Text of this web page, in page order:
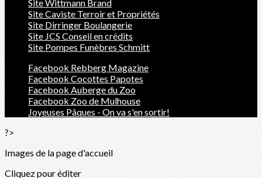
Site Wittmann Brand
Site Caviste Terroir et Propriétés
Site Dirringer Boulangerie
Site JCS Conseil en crédits
Site Pompes Funèbres Schmitt
Facebook Rebberg Magazine
Facebook Cocottes Papotes
Facebook Auberge du Zoo
Facebook Zoo de Mulhouse
Joyeuses Pâques - On va s'en sortir!
?>
Images de la page d'accueil
Cliquez pour éditer